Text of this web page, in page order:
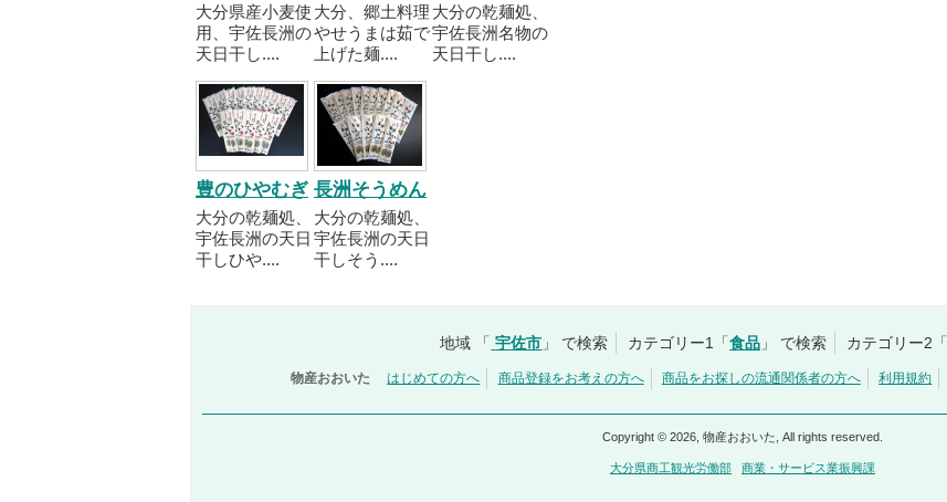
大分県産小麦使
用、宇佐長洲の
天日干し....
大分、郷土料理
やせうまは茹で
上げた麺....
大分の乾麺処、
宇佐長洲名物の
天日干し....
豊のひやむぎ
大分の乾麺処、
宇佐長洲の天日
干しひや....
長洲そうめん
大分の乾麺処、
宇佐長洲の天日
干しそう....
地域 「 宇佐市 」 で検索 カテゴリー1「食品 」 で検索 カテゴリー2「
物産おおいた はじめての方へ 商品登録をお考えの方へ 商品をお探しの流通関係者の方へ 利用規約
Copyright © 2026, 物産おおいた, All rights reserved.
大分県商工観光労働部 商業・サービス業振興課